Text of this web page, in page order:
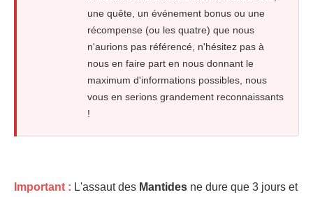
une quête, un événement bonus ou une
récompense (ou les quatre) que nous
n'aurions pas référencé, n'hésitez pas à
nous en faire part en nous donnant le
maximum d'informations possibles, nous
vous en serions grandement reconnaissants
!
Important : L'assaut des Mantides ne dure que 3 jours et